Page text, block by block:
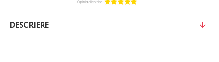
DESCRIERE